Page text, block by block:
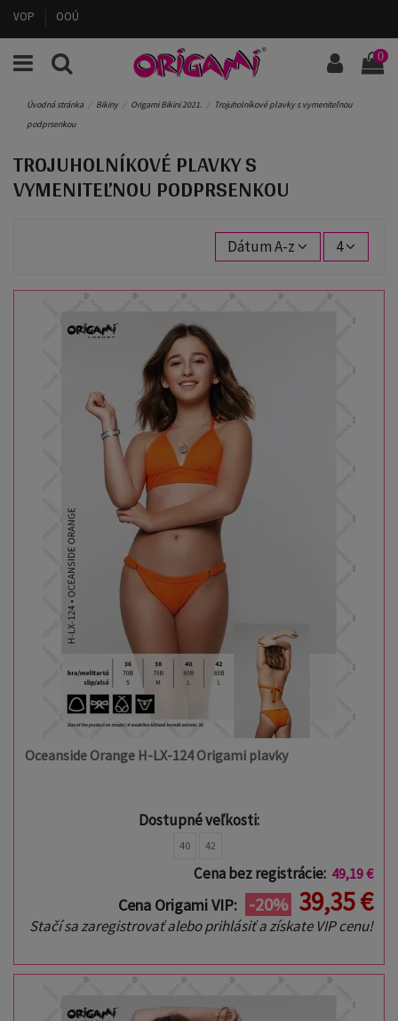
VOP OOÚ
0
Úvodná stránka Bikiny Origami Bikini 2021.
Trojuholníkové plavky s vymeniteľnou
podprsenkou
TROJUHOLNÍKOVÉ PLAVKY S
VYMENITEĽNOU PODPRSENKOU
Dátum A-z 4
Oceanside Orange H-LX-124 Origami plavky
Dostupné veľkosti:
40 42
Cena bez registrácie: 49,19 €
Cena Origami VIP: -20% 39,35 €
Stačí sa zaregistrovať alebo prihlásiť a získate VIP cenu!